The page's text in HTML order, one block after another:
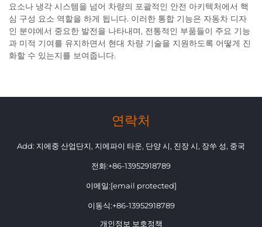
요소나 냉각 시스템을 넘어 차량의 포괄적인 안전 아키텍처에서 핵
심 구성 요소 역할을 하게 됩니다. 이러한 통합 기능은 자동차 디자
인 분야에서 중요한 발전을 나타내며, 전통적인 부품들이 주요 기능
과 미적 기여를 유지하면서 현대 차량 기술을 지원하도록 어떻게 진
화할 수 있는지를 보여줍니다.
연락처
Add: 지에중 산업단지, 지에파이 타운, 단양 시, 진장 시, 장쑤 성, 중국
전화:+86-13952918789
이메일:[email protected]
이동식:+86-13952918789
개인정보 보호정책